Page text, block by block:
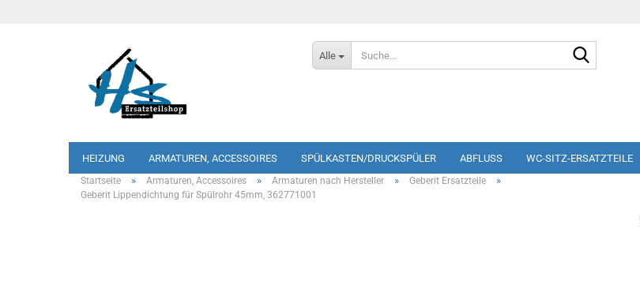
Alle
HEIZUNG ARMATUREN, ACCESSOIRES SPÜLKASTEN/DRUCKSPÜLER ABFLUSS WC-SITZ-ERSATZTEILE
Startseite » Armaturen, Accessoires » Armaturen nach Hersteller » Geberit Ersatzteile »
Geberit Lippendichtung für Spülrohr 45mm, 362771001